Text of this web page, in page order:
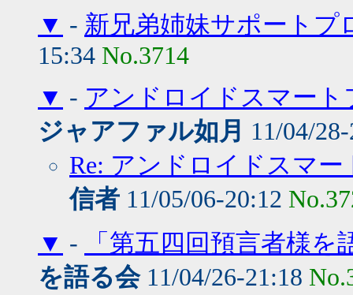
▼ - 新兄弟姉妹サポートプ
15:34 No.3714
▼ - アンドロイドスマー
ジャアファル如月 11/04/
Re: アンドロイドスマ
信者 11/05/06-20:12
▼ -
「第五四回預言者様
を語る会11/04/26-21:18